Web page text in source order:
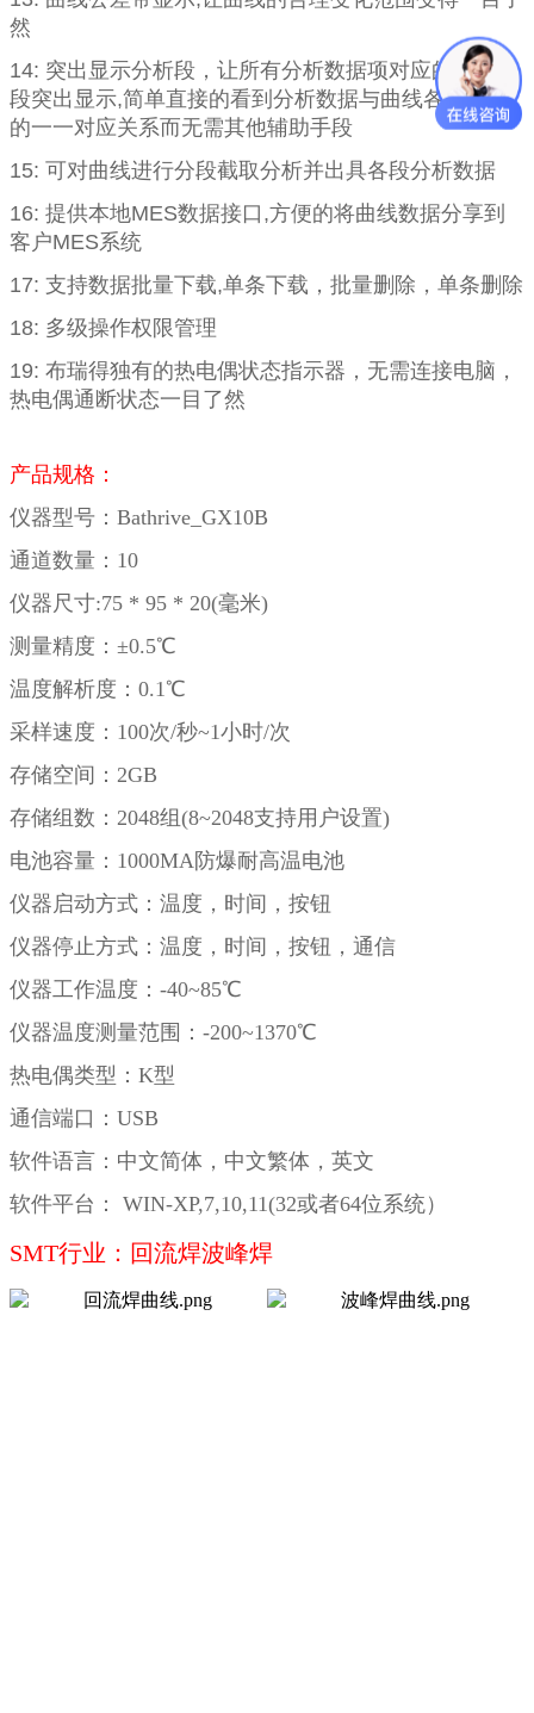
然
14: 突出显示分析段，让所有分析数据项对应的曲线区
段突出显示,简单直接的看到分析数据与曲线各个区段
的一一对应关系而无需其他辅助手段
15: 可对曲线进行分段截取分析并出具各段分析数据
16: 提供本地MES数据接口 ,方便的将曲线数据分享到
客户MES系统
17: 支持数据批量下载,单条下载，批量删除，单条删除
18: 多级操作权限管理
19: 布瑞得独有的热电偶状态指示器，无需连接电脑，
热电偶通断状态一目了然
产品规格：
仪器型号：Bathrive_GX10B
通道数量：10
仪器尺寸:75 * 95 * 20(毫米)
测量精度：±0.5℃
温度解析度：0.1℃
采样速度：100次/秒~1小时/次
存储空间：2GB
存储组数：2048组(8~2048支持用户设置)
电池容量：1000MA防爆耐高温电池
仪器启动方式：温度，时间，按钮
仪器停止方式：温度，时间，按钮，通信
仪器工作温度：-40~85℃
仪器温度测量范围：-200~1370℃
热电偶类型：K型
通信端口：USB
软件语言：中文简体，中文繁体，英文
软件平台： WIN-XP,7,10,11(32或者64位系统）
SMT行业：回流焊波峰焊